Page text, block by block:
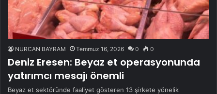
NURCAN BAYRAM Temmuz 16, 2026 0 0
Deniz Eresen: Beyaz et operasyonunda
yatırımcı mesajı önemli
Beyaz et sektöründe faaliyet gösteren 13 şirkete yönelik